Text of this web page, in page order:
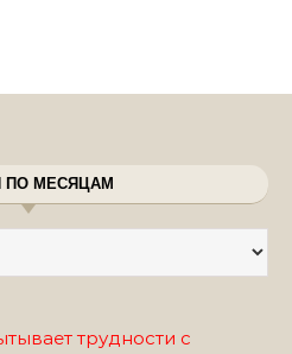
ПО МЕСЯЦАМ
трудности с